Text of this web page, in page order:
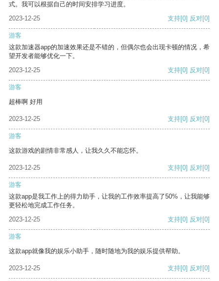
式。我可以根据自己的时间安排学习进度。
2023-12-25
支持[0] 反对[0]
游客
这款加速器app的加速效果还是不错的，但偶尔也会出现卡顿的情况，希
望开发者能够优化一下。
2023-12-25
支持[0] 反对[0]
游客
超棒啊 好用
2023-12-25 支持[0] 反对[0]
游客
这款游戏的剧情非常感人，让我久久不能忘怀。
2023-12-25 支持[0] 反对[0]
游客
这款app是我工作上的得力助手，让我的工作效率提高了50%，让我能够
更轻松地完成工作任务。
2023-12-25
支持[0] 反对[0]
游客
这款app就像我的娱乐小助手，随时随地为我的娱乐提供帮助。
2023-12-25 支持[0] 反对[0]